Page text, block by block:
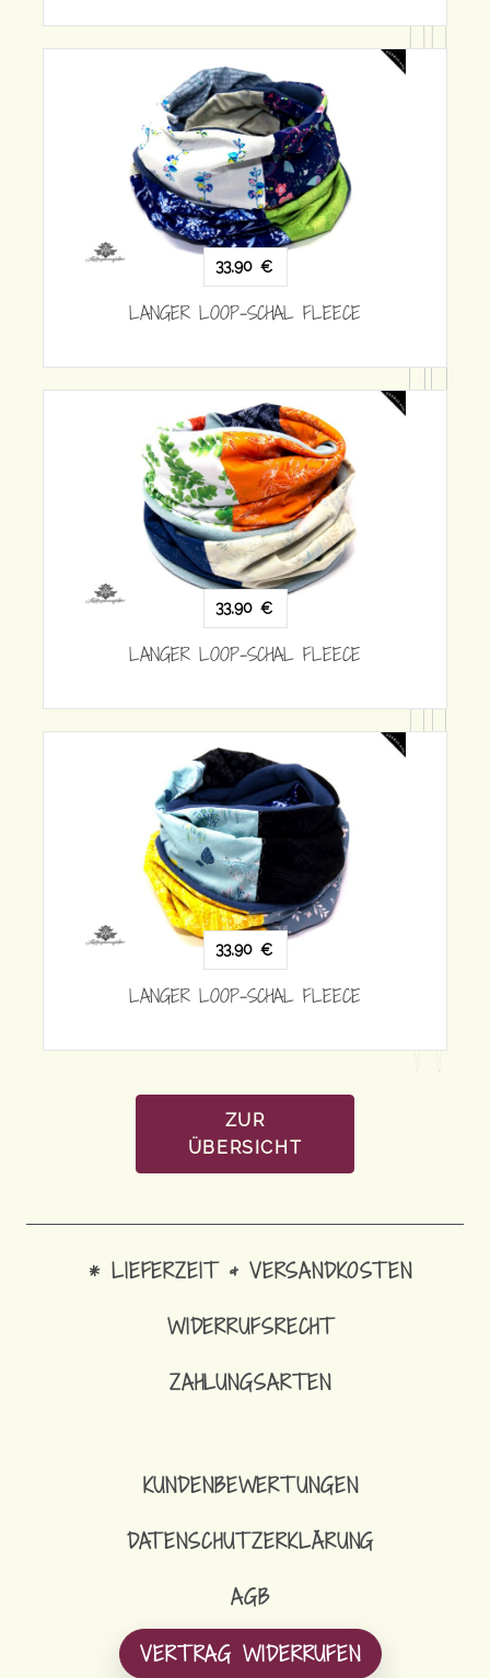
LANGER LOOP-SCHAL FLEECE
33,90€
LANGER LOOP-SCHAL FLEECE
33,90
LANGER LOOP-SCHAL FLEECE
33,90€
ZUR
ÜBERSICHT
* LIEFERZEIT & VERSANDKOSTEN
WIDERRUFSRECHT
ZAHLUNGSARTEN
KUNDENBEWERTUNGEN
DATENSCHUTZERKLÄRUNG
AGB
VERTRAG WIDERRUFEN